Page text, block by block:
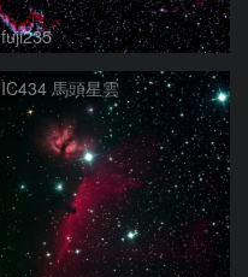
fuji235
IC434 馬頭星雲